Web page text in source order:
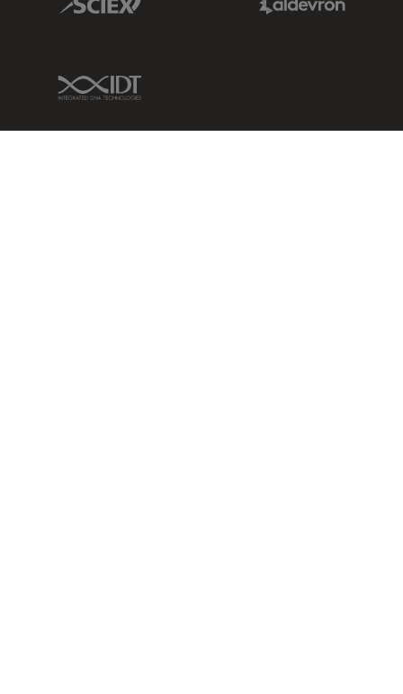
IDT Link